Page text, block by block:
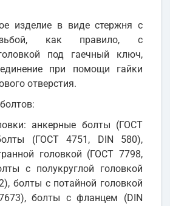
изделие в виде стержня с
как правило, с
под гаечный ключ,
при помощи гайки
отверстия.
анкерные болты (ГОСТ
(ГОСТ 4751, DIN 580),
головкой (ГОСТ 7798,
с полукруглой головкой
болты с потайной головкой
болты с фланцем (DIN